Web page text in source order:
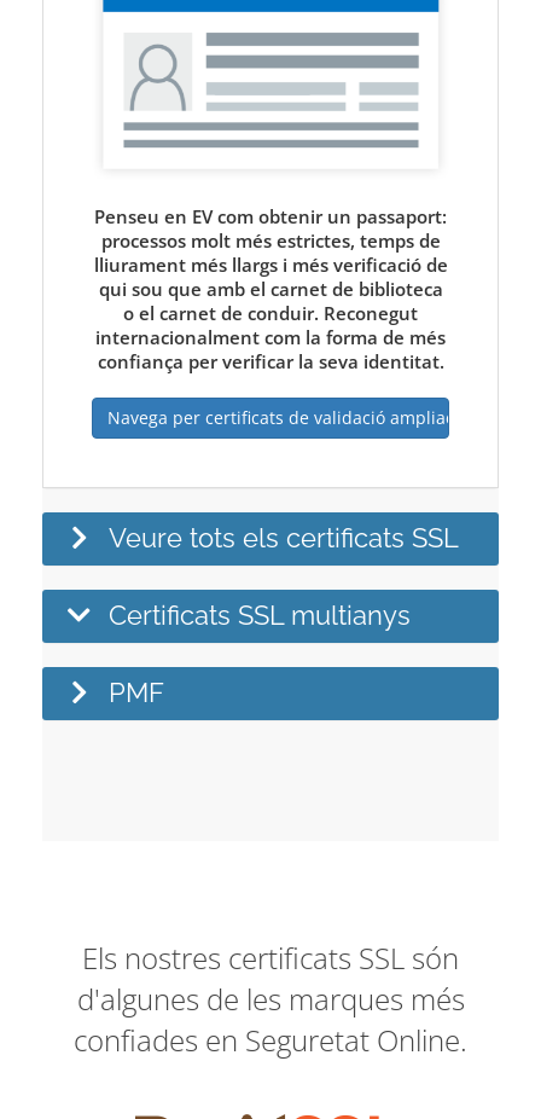
Penseu en EV com obtenir un passaport:
processos molt més estrictes, temps de
lliurament més llargs i més verificació de
qui sou que amb el carnet de biblioteca
o el carnet de conduir. Reconegut
internacionalment com la forma de més
confiança per verificar la seva identitat.
Navega per certificats de validació ampliada
Veure tots els certificats SSL
Certificats SSL multianys
PMF
Els nostres certificats SSL són
d'algunes de les marques més
confiades en Seguretat Online.